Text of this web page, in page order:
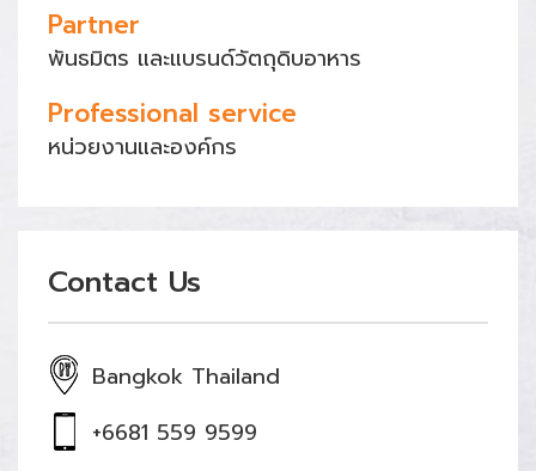
Partner
พันธมิตร และแบรนด์วัตถุดิบอาหาร
Professional service
หน่วยงานและองค์กร
Contact Us
Bangkok Thailand
+6681 559 9599